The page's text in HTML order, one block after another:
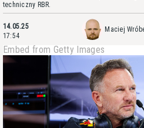
techniczny RBR.
14.05.25
17:54
Maciej
Embed from Getty Images